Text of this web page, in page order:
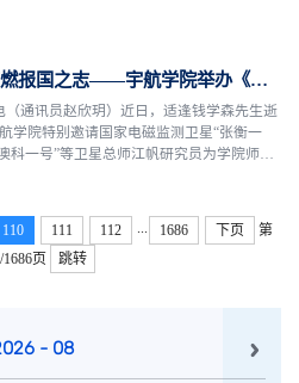
为教职工们带来一场内容详实、贴近需求
由教师发展中心主任李红捷主持。讲座
回望航天征程 点燃报国之志——宇航学院举办《中国梦 航天梦》专题讲座
（通讯员赵欣玥）近日，适逢钱学森先生逝
学院特别邀请国家电磁监测卫星“张衡一
科一号”等卫星总师江帆研究员为学院师生
讲座伊始，江帆深情缅怀钱学森先生。作
人，钱学森先生的家国情怀与科学精神
110 111 112 ... 1686 下页
第
/1686页
跳转
- 08